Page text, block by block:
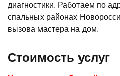
диагностики. Работаем по
спальных районах
вызова мастера на дом.
Стоимость услуг